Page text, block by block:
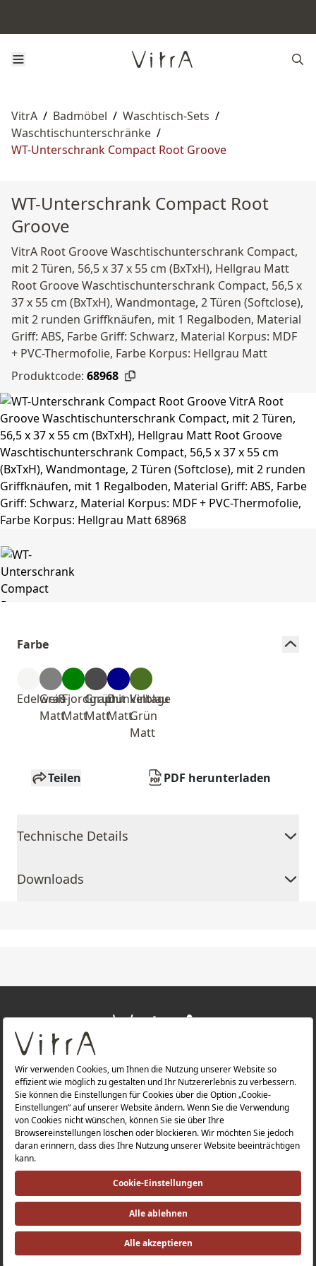
VitrA / Badmöbel / Waschtisch-Sets /
Waschtischunterschränke /
WT-Unterschrank Compact Root Groove
WT-Unterschrank Compact Root
Groove
VitrA Root Groove Waschtischunterschrank Compact,
mit 2 Türen, 56,5 x 37 x 55 cm (BxTxH), Hellgrau Matt
Root Groove Waschtischunterschrank Compact, 56,5 x
37 x 55 cm (BxTxH), Wandmontage, 2 Türen (Softclose),
mit 2 runden Griffknäufen, mit 1 Regalboden, Material
Griff: ABS, Farbe Griff: Schwarz, Material Korpus: MDF
+ PVC-Thermofolie, Farbe Korpus: Hellgrau Matt
Produktcode: 68968
Farbe
Edelweiß
Grau
Matt
Fjordgrün
Matt
Graphit
Matt
Dunkelblau
Matt
Vintage
Grün
Matt
Teilen PDF herunterladen
Technische Details
Downloads
ÜBER UNS
PRODUKTE
Datenschutzerklärung |Impressum |
Investorenbeziehung |